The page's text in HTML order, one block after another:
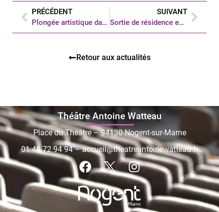
PRÉCÉDENT
Plongée artistique dans l’univers de Frida Kahlo
SUIVANT
Sortie de résidence entre cirque et danse
Retour aux actualités
Théâtre Antoine Watteau
Place du Théâtre – 94130 Nogent-sur-Marne
01 48 72 94 94–accueil@theatreantoinewatteau.fr